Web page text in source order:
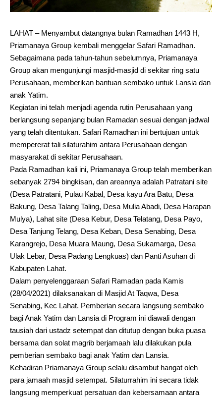
LAHAT – Menyambut datangnya bulan Ramadhan 1443 H,
Priamanaya Group kembali menggelar Safari Ramadhan.
Sebagaimana pada tahun-tahun sebelumnya, Priamanaya
Group akan mengunjungi masjid-masjid di sekitar ring satu
Perusahaan, memberikan bantuan sembako untuk Lansia dan
anak Yatim.
Kegiatan ini telah menjadi agenda rutin Perusahaan yang
berlangsung sepanjang bulan Ramadan sesuai dengan jadwal
yang telah ditentukan. Safari Ramadhan ini bertujuan untuk
mempererat tali silaturahim antara Perusahaan dengan
masyarakat di sekitar Perusahaan.
Pada Ramadhan kali ini, Priamanaya Group telah memberikan
sebanyak 2794 bingkisan, dan areannya adalah Patratani site
(Desa Patratani, Pulau Kabal, Desa kayu Ara Batu, Desa
Bakung, Desa Talang Taling, Desa Mulia Abadi, Desa Harapan
Mulya), Lahat site (Desa Kebur, Desa Telatang, Desa Payo,
Desa Tanjung Telang, Desa Keban, Desa Senabing, Desa
Karangrejo, Desa Muara Maung, Desa Sukamarga, Desa
Ulak Lebar, Desa Padang Lengkuas) dan Panti Asuhan di
Kabupaten Lahat.
Dalam penyelenggaraan Safari Ramadan pada Kamis
(28/04/2021) dilaksanakan di Masjid At Taqwa, Desa
Senabing, Kec Lahat. Pemberian secara langsung sembako
bagi Anak Yatim dan Lansia di Program ini diawali dengan
tausiah dari ustadz setempat dan ditutup dengan buka puasa
bersama dan solat magrib berjamaah lalu dilakukan pula
pemberian sembako bagi anak Yatim dan Lansia.
Kehadiran Priamanaya Group selalu disambut hangat oleh
para jamaah masjid setempat. Silaturrahim ini secara tidak
langsung memperkuat persatuan dan kebersamaan antara